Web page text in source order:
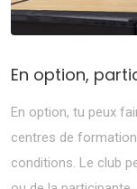
En option,
En option, tu peux
centres de
conditions. Le club